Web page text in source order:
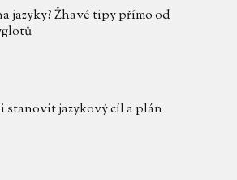
jazyky? Žhavé tipy přímo od
stanovit jazykový cíl a plán